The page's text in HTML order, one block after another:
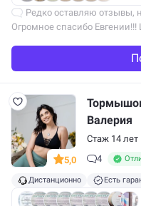
Редко оставляю отзывы,
Огромное спасибо
5,0
Валерия
Стаж 14 лет
4
Дистанционно Есть